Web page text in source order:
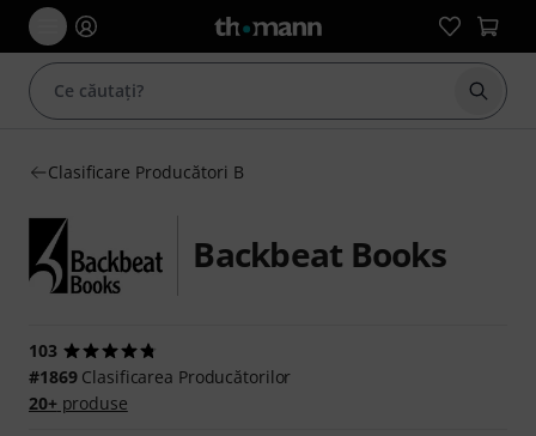
Clasificare Producători B
Backbeat Books
103
#1869Clasificarea Producătorilor
20+produse